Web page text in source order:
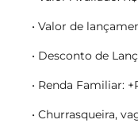
• Valor de
• Desconto de
• Renda Familiar:
• Churrasqueira,